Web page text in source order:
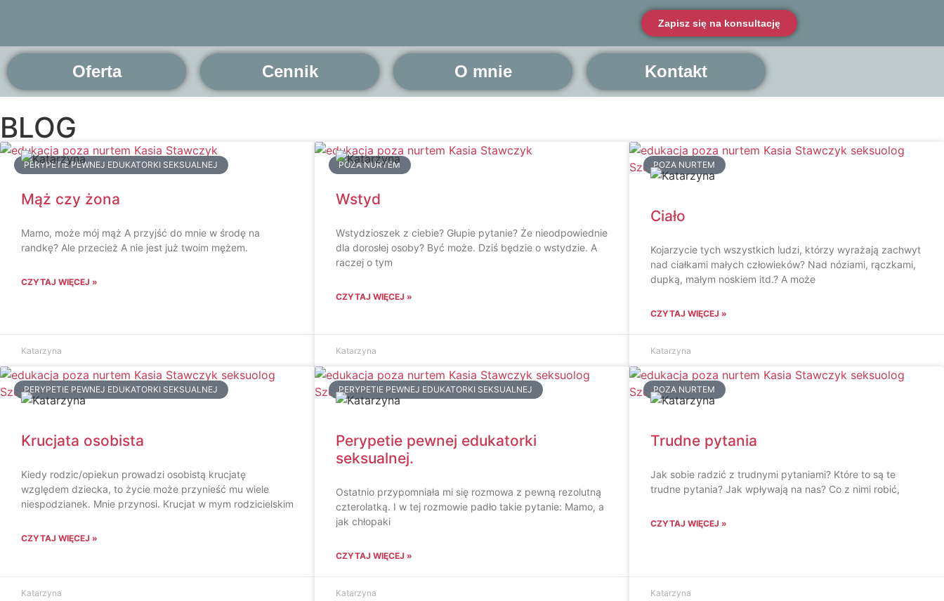
Zapisz się na konsultację
Oferta Cennik O mnie Kontakt
BLOG
PERYPETIE PEWNEJ EDUKATORKI SEKSUALNEJ
Mąż czy żona
Mamo, może mój mąż A przyjść do mnie w środę na
randkę? Ale przecież A nie jest już twoim mężem.
CZYTAJ WIĘCEJ »
Katarzyna
POZA NURTEM
Wstyd
Wstydzioszek z ciebie? Głupie pytanie? Że nieodpowiednie
dla dorosłej osoby? Być może. Dziś będzie o wstydzie. A
raczej o tym
CZYTAJ WIĘCEJ »
Katarzyna
POZA NURTEM
Ciało
Kojarzycie tych wszystkich ludzi, którzy wyrażają zachwyt
nad ciałkami małych człowieków? Nad nóziami, rączkami,
dupką, małym noskiem itd.? A może
CZYTAJ WIĘCEJ »
Katarzyna
PERYPETIE PEWNEJ EDUKATORKI SEKSUALNEJ
Krucjata osobista
Kiedy rodzic/opiekun prowadzi osobistą krucjatę
względem dziecka, to życie może przynieść mu wiele
niespodzianek. Mnie przynosi. Krucjat w mym rodzicielskim
CZYTAJ WIĘCEJ »
Katarzyna
PERYPETIE PEWNEJ EDUKATORKI SEKSUALNEJ
Perypetie pewnej edukatorki
seksualnej.
Ostatnio przypomniała mi się rozmowa z pewną rezolutną
czterolatką. I w tej rozmowie padło takie pytanie: Mamo, a
jak chłopaki
CZYTAJ WIĘCEJ »
Katarzyna
POZA NURTEM
Trudne pytania
Jak sobie radzić z trudnymi pytaniami? Które to są te
trudne pytania? Jak wpływają na nas? Co z nimi robić,
CZYTAJ WIĘCEJ »
Katarzyna